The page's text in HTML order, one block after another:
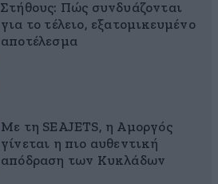
Στήθους: Πώς συνδυάζονται
για το τέλειο, εξατομικευμένο
αποτέλεσμα
Με τη SEAJETS, η Αμοργός
γίνεται η πιο αυθεντική
απόδραση των Κυκλάδων